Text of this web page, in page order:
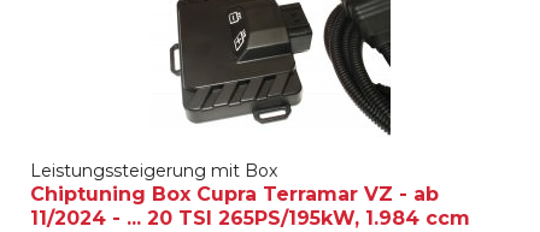
Leistungssteigerung mit Box
Chiptuning Box Cupra Terramar VZ - ab
11/2024 - ... 20 TSI 265PS/195kW, 1.984 ccm